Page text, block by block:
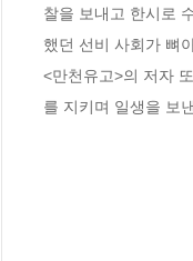
찰을 보내고 한시로
했던 선비 사회가 뼈
<만천유고>의 저자
를 지키며 일생을 보